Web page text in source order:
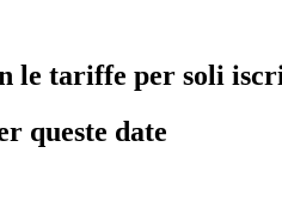
le tariffe per soli
queste date